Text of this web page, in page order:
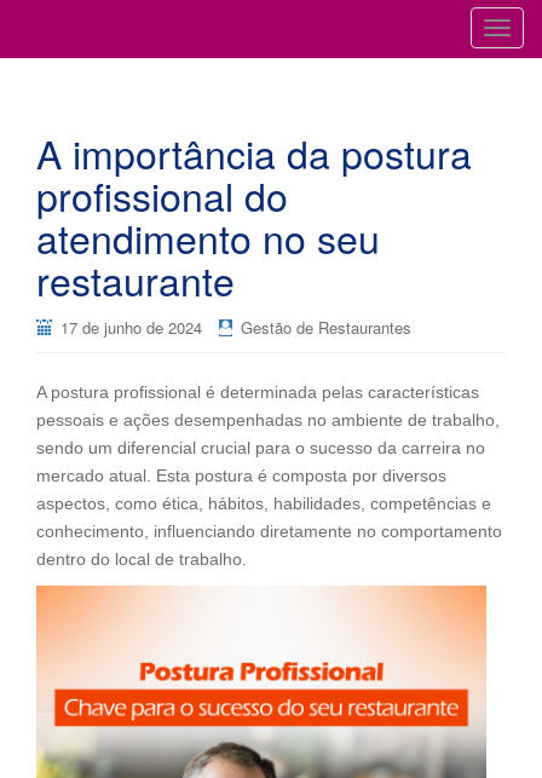
T
o
o
A importância da postura
profissional do
atendimento no seu
restaurante
17 de junho de 2024 Gestão de Restaurantes
A postura profissional é determinada pelas características
pessoais e ações desempenhadas no ambiente de trabalho,
sendo um diferencial crucial para o sucesso da carreira no
mercado atual. Esta postura é composta por diversos
aspectos, como ética, hábitos, habilidades, competências e
conhecimento, influenciando diretamente no comportamento
dentro do local de trabalho.